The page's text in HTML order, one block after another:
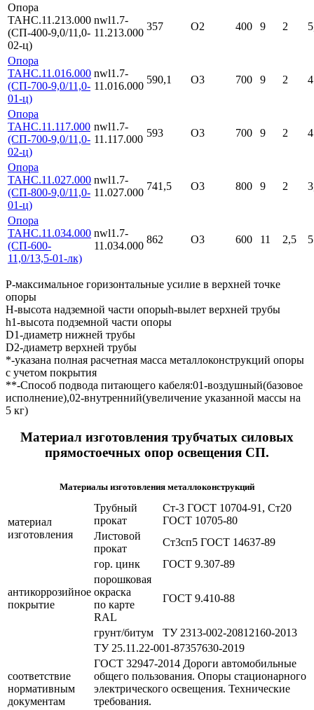
Опора
ТАНС.11.213.000
(СП-400-9,0/11,0-
02-ц)
nwl1.7-
11.213.000
357 О2 400 9 2
Опора
ТАНС.11.016.000
(СП-700-9,0/11,0-
01-ц)
nwl1.7-
11.016.000
590,1 О3 700 9 2 4
Опора
ТАНС.11.117.000
(СП-700-9,0/11,0-
02-ц)
nwl1.7-
11.117.000
593 О3 700 9 2 4
Опора
ТАНС.11.027.000
(СП-800-9,0/11,0-
01-ц)
nwl1.7-
11.027.000
741,5 О3 800 9 2
Опора
ТАНС.11.034.000
(СП-600-
11,0/13,5-01-лк)
nwl1.7-
11.034.000
862 О3 600 11 2,5 5
Р-максимальное горизонтальные усилие в верхней точке
опоры
Н-высота надземной части опорыh-вылет верхней трубы
h1-высота подземной части опоры
D1-диаметр нижней трубы
D2-диаметр верхней трубы
*-указана полная расчетная масса металлоконструкций опоры
с учетом покрытия
**-Способ подвода питающего кабеля:01-воздушный(базовое
исполнение),02-внутренний(увеличение указанной массы на
5 кг)
Материал изготовления трубчатых силовых
прямостоечных опор освещения СП.
Материалы изготовления металлоконструкций
материал
изготовления
Трубный
прокат
Ст-3 ГОСТ 10704-91, Ст20
ГОСТ 10705-80
Листовой
прокат
Ст3сп5 ГОСТ 14637-89
антикоррозийное
покрытие
гор. цинк
ГОСТ 9.307-89
порошковая
окраска
по карте
RAL
ГОСТ 9.410-88
грунт/битум ТУ 2313-002-20812160-2013
соответствие
нормативным
документам
ТУ 25.11.22-001-87357630-2019
ГОСТ 32947-2014 Дороги автомобильные
общего пользования. Опоры стационарного
электрического освещения. Технические
требования.